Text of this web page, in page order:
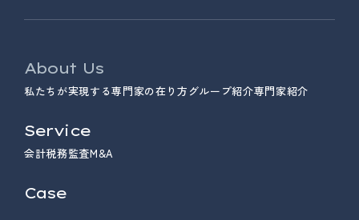
About Us
私たちが実現する専門家の在り方 グループ紹介専門家紹介
Service
会計税務監査M&A
Case